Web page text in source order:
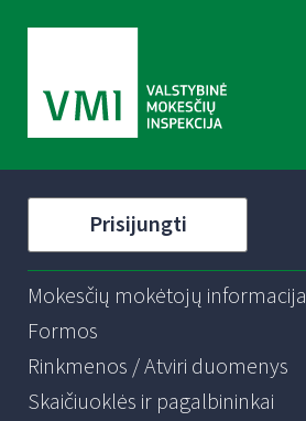
Prisijungti
Mokesčių mokėtojų informacija
Formos
Rinkmenos / Atviri duomenys
Skaičiuoklės ir pagalbininkai